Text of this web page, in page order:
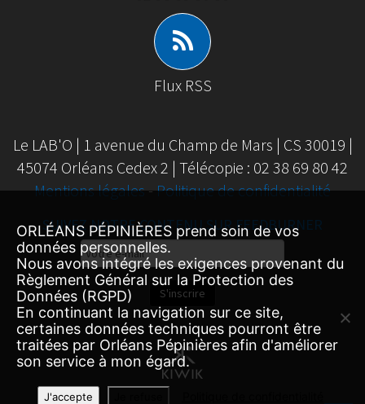
Flux RSS
Le LAB'O | 1 avenue du Champ de Mars | CS 30019 |
45074 Orléans Cedex 2 | Télécopie : 02 38 69 80 42
Mentions légales-Politique de confidentialité
SUIVEZ NOTRE CONTENU SUR FEEDBURNER
Email
Subscription
S'inscrire
ORLÉANS PÉPINIÈRES prend soin de vos
données personnelles.
Nous avons intégré les exigences provenant du
Règlement Général sur la Protection des
Données (RGPD)
En continuant la navigation sur ce site,
certaines données techniques pourront être
traitées par Orléans Pépinières afin d'améliorer
son service à mon égard.
J'accepte